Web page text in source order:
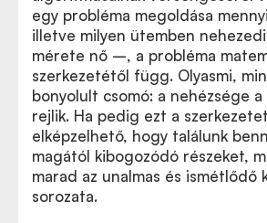
egy probléma megoldása
illetve milyen ütemben
mérete nő –, a probléma
szerkezetétől függ. Olyasmi,
bonyolult csomó: a nehézsége
rejlik. Ha pedig ezt a
elképzelhető, hogy találunk
magától kibogozódó részeket,
marad az unalmas és ismétlődő
sorozata.